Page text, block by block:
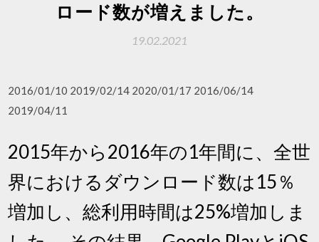
ロード数が増えました。
19.02.2021
2016/01/10 2019/02/14 2020/01/17 2016/06/14
2019/04/11
2015年から2016年の1年間に、全世
界におけるダウンロード数は15％
増加し、総利用時間は25%増加しま